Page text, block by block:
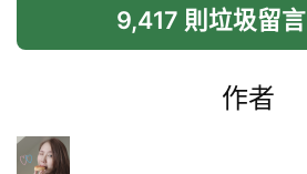
9,417 則垃圾留言
作者